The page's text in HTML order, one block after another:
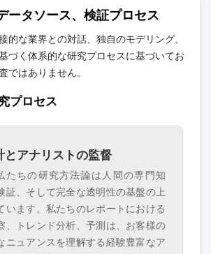
動物由来原料
持続可能性の考慮事項
工技術
リーン抽出技術
バイオテクノロジー生産
素抽出
超音波支援抽出
品質管理と試験
ネル分析
直接販売
アルゼンチン
フリカ
サウジアラビア
中東・アフリカその他
Biotech
社が見当たりませんか？
に掲載されている企業は厳選さ
り、競合全体を網羅するもので
。
メーカー、販売業者、専門業者
の全プレイヤーを考慮したボト
を採用しています。プロファイ
は戦略的に重要なプレイヤーに
おり、市場規模の範囲を定義す
りません。
ータソース、検証プロセス
的な業界との対話、独自のモデリング、
づく体系的な研究プロセスに基づいてお
ではありません。
プロセス
とアナリストの監督
たちの研究方法論は人間の専門知
証、そして完全な透明性の基盤の上
います。私たちのレポートにおける
、トレンド分析、予測は、お客様の
ニュアンスを理解する経験豊富なア